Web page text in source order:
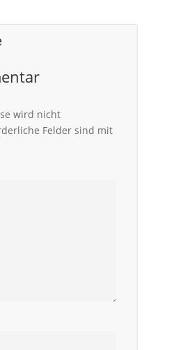
wird nicht
Felder sind mit